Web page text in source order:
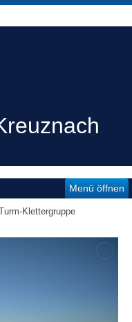
Menü öffnen
Klettergruppe